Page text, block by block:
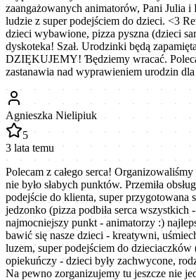
zaangażowanych animatorów, Pani Julia
ludzie z super podejściem do dzieci. <3
dzieci wybawione, pizza pyszna (dzieci
dyskoteka! Szał. Urodzinki będą
DZIĘKUJEMY! Ɓędziemy wracać.
zastanawia nad wyprawieniem urodzin
Agnieszka Nielipiuk
5
3 lata temu
Polecam z całego serca!
nie było słabych punktów. Przemiła
podejście do klienta, super przygotowana
jedzonko (pizza podbiła serca
najmocniejszy punkt - animatorzy :)
bawić się nasze dzieci - kreatywni,
luzem, super podejściem do
opiekuńczy - dzieci były zachwycone,
Na pewno zorganizujemy tu jeszcze nie